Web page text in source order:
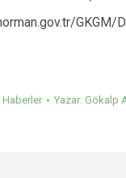
GKGM/
Yazar: Gökalp